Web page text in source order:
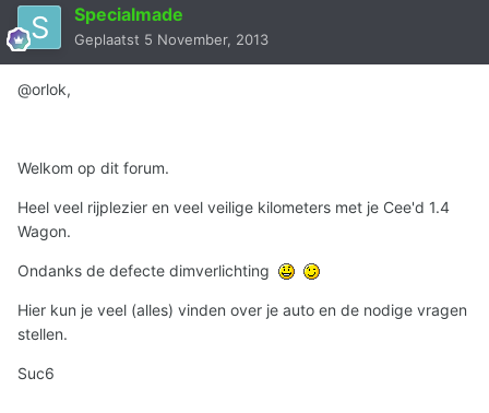
Specialmade
Geplaatst 5 November, 2013
@orlok,
Welkom op dit forum.
Heel veel rijplezier en veel veilige kilometers met je Cee'd 1.4
Wagon.
Ondanks de defecte dimverlichting
Hier kun je veel (alles) vinden over je auto en de nodige vragen
stellen.
Suc6